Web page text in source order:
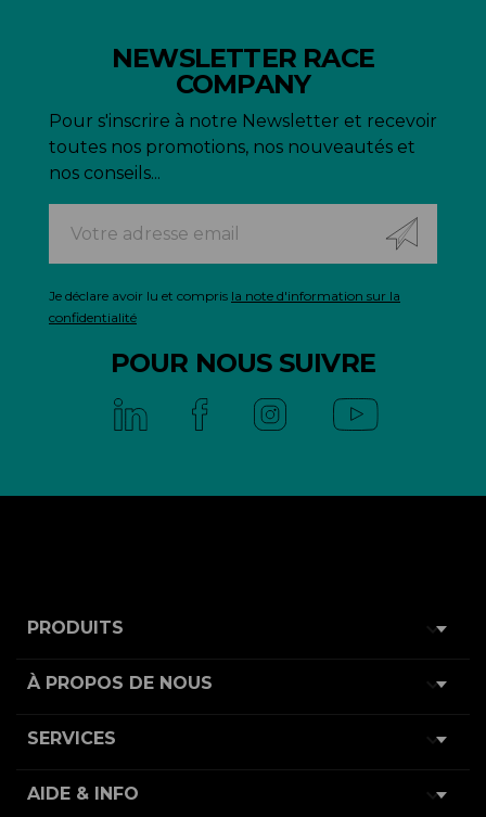
NEWSLETTER RACE
COMPANY
Pour s'inscrire à notre Newsletter et recevoir
toutes nos promotions, nos nouveautés et
nos conseils...
Je déclare avoir lu et compris la note d'information sur la
confidentialité
POUR NOUS SUIVRE
PRODUITS 
À PROPOS DE NOUS 
SERVICES 
AIDE & INFO 